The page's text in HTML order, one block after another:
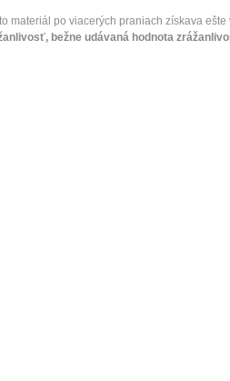
materiál po viacerých praniach získava ešte
, bežne udávaná hodnota